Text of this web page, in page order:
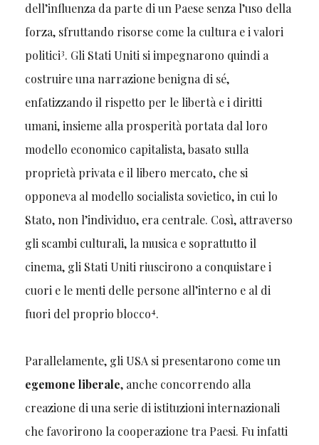
dell’influenza da parte di un Paese senza l’uso della
forza, sfruttando risorse come la cultura e i valori
politici3. Gli Stati Uniti si impegnarono quindi a
costruire una narrazione benigna di sé,
enfatizzando il rispetto per le libertà e i diritti
umani, insieme alla prosperità portata dal loro
modello economico capitalista, basato sulla
proprietà privata e il libero mercato, che si
opponeva al modello socialista sovietico, in cui lo
Stato, non l’individuo, era centrale. Così, attraverso
gli scambi culturali, la musica e soprattutto il
cinema, gli Stati Uniti riuscirono a conquistare i
cuori e le menti delle persone all’interno e al di
fuori del proprio blocco4.
Parallelamente, gli USA si presentarono come un
egemone liberale, anche concorrendo alla
creazione di una serie di istituzioni internazionali
che favorirono la cooperazione tra Paesi. Fu infatti